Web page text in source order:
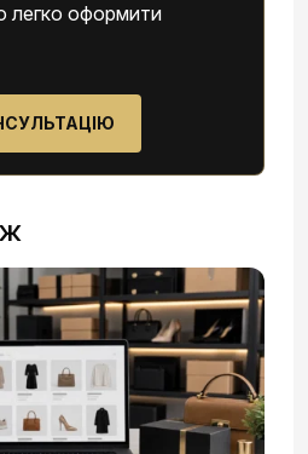
легко оформити